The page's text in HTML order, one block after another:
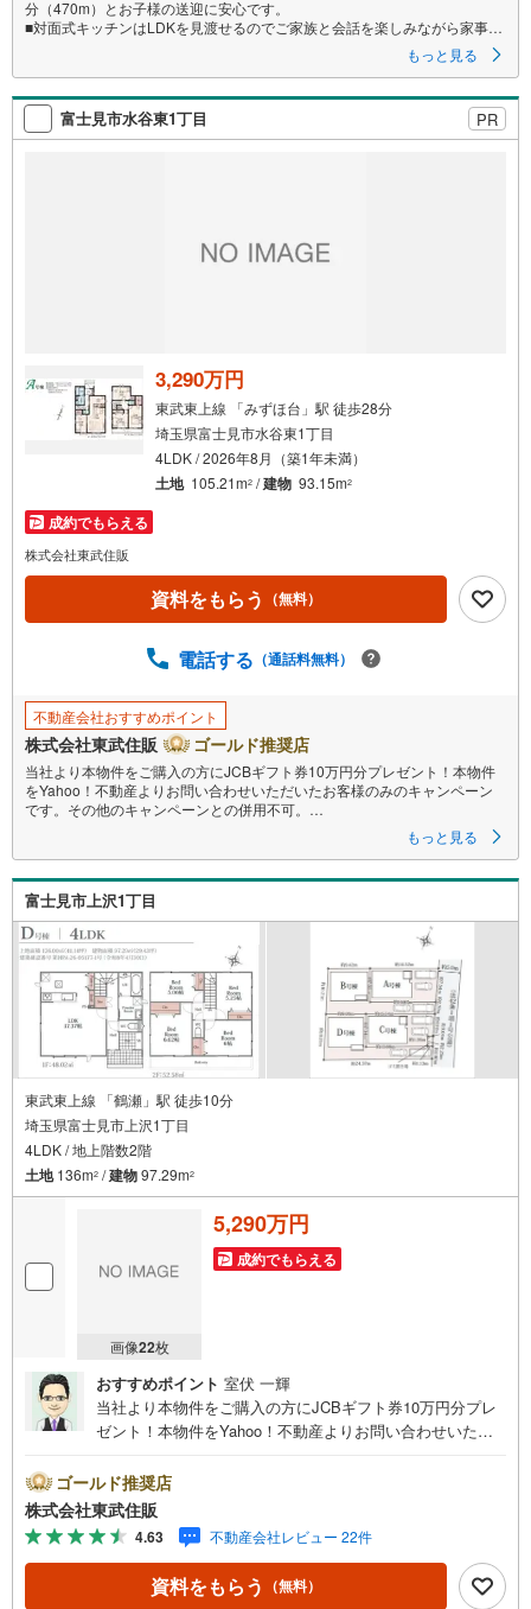
分（470m）とお子様の送迎に安心です。
■対面式キッチンはLDKを見渡せるのでご家族と会話を楽しみながら家事を
もっと見る
富士見市水谷東1丁目 PR
3,290万円
東武東上線 「みずほ台」駅 徒歩28分
埼玉県富士見市水谷東1丁目
4LDK / 2026年8月（築1年未満）
土地 105.21m2 /建物 93.15m2
成約でもらえる
株式会社東武住販
資料をもらう （無料）
電話する （通話料無料）
不動産会社おすすめポイント
株式会社東武住販 ゴールド推奨店
当社より本物件をご購入の方にJCBギフト券10万円分プレゼント！本物件
をYahoo！不動産よりお問い合わせいただいたお客様のみのキャンペーン
です。その他のキャンペーンとの併用不可。
この時間帯はお電話でのお問い合わせがスムーズです。
住み替えをご希望の方は自社買取保証付売却プランがございます。お気軽
にお問い合わせください。
●みずほ台駅徒歩28分
●全居室洋室
●住環境良好
●都市ガス・本下水
◇当社の強みは
（1）リフォーム（当社でも再販事業を行っている為、お客様に最適なプラ
ンをご提供できます。）
（2）注文住宅のご紹介（提携ハウスメーカー7社を保有しておりますの
で、ご予算・ご希望に合ったプランをご紹介できます。）
◇住まいに関する不動産情報を豊富に取り揃えております。またリフォー
ムの相談も承ります。
◇インターネット予約で当日現地見学が可能です
（1）［室内・現地を見学する］をクリック
（2）本日～4日以内をご希望の方は
「ご要望・ご質問欄」に希望日時をご記入ください！
もっと見る
富士見市上沢1丁目
東武東上線 「鶴瀬」駅 徒歩10分
埼玉県富士見市上沢1丁目
4LDK / 地上階数2階
土地136m2 /建物97.29m2
画像22枚
5,290万円
成約でもらえる
おすすめポイント 室伏 一輝
当社より本物件をご購入の方にJCBギフト券10万円分プレ
ゼント！本物件をYahoo！不動産よりお問い合わせいただ
ンとの併用不可。【営業時間 10:00～18:00】この時間帯
はお電話でのお問い合わせがスムーズです。住み替えをご
希望の方は自社買取保証付売却プランがございます。お気
軽にお問い合わせください。●鶴瀬駅徒歩10分●カースペー
ス2台可●住環境良好●都市ガス・本下水◇当社の強みは
（1）リフォーム（当社でも再販事業を行っている為、お客
ゴールド推奨店
株式会社東武住販
4.63 不動産会社レビュー 22件
資料をもらう （無料）